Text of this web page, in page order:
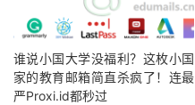
谁说小国大学没福利？这枚小国
家的教育邮箱简直杀疯了！连最
严Proxi.id都秒过